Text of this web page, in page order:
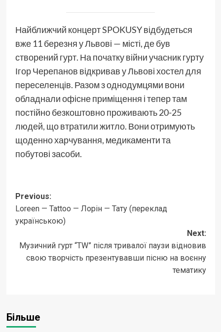
Найближчий концерт SPOKUSY відбудеться
вже 11 березня у Львові — місті, де був
створений гурт. На початку війни учасник гурту
Ігор Черепанов відкривав у Львові хостел для
переселенців. Разом з однодумцями вони
обладнали офісне приміщення і тепер там
постійно безкоштовно проживають 20-25
людей, що втратили житло. Вони отримують
щоденно харчування, медикаменти та
побутові засоби.
Post
navigation
Previous:
Loreen — Tattoo — Лорін — Тату (переклад
українською)
Next:
Музичний гурт “TW” після тривалої паузи відновив
свою творчість презентувавши пісню на воєнну
тематику
Більше